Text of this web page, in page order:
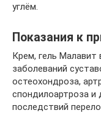
углём.
Показания к
Крем, гель
заболеваний
остеохондроза,
спондилоартроза и
последствий